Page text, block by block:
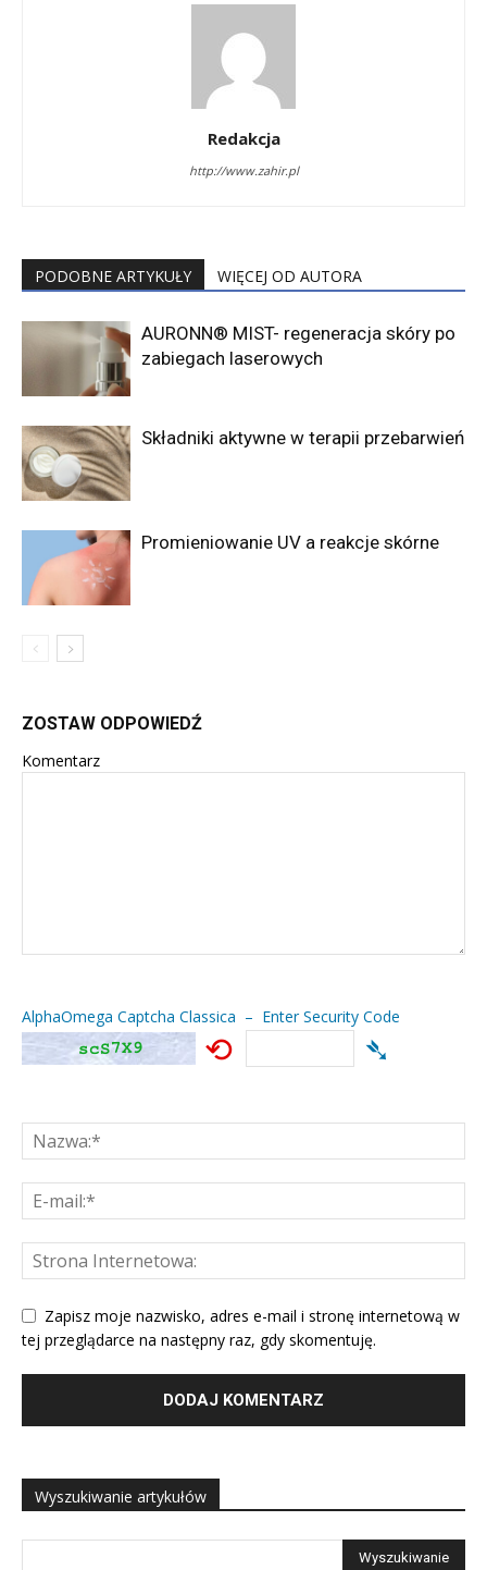
Redakcja
http://www.zahir.pl
PODOBNE ARTYKUŁY WIĘCEJ OD AUTORA
AURONN® MIST- regeneracja skóry po
zabiegach laserowych
Składniki aktywne w terapii przebarwień
Promieniowanie UV a reakcje skórne
ZOSTAW ODPOWIEDŹ
Komentarz
AlphaOmega Captcha Classica – Enter Security Code
⟲ ➴
Zapisz moje nazwisko, adres e-mail i stronę internetową w
tej przeglądarce na następny raz, gdy skomentuję.
Wyszukiwanie artykułów